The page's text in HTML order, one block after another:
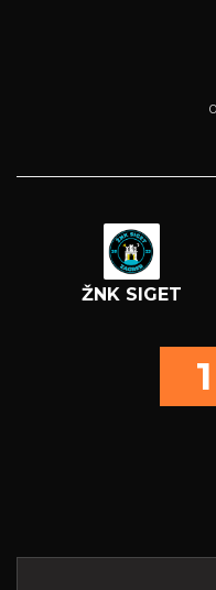
ŽNK SIGET
1